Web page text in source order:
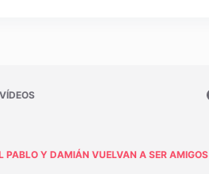
VÍDEOS
PABLO Y DAMIÁN VUELVAN A SER AMIGOS